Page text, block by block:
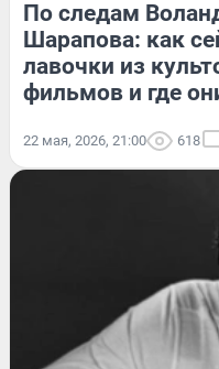
По следам
Шарапова: как
лавочки из
фильмов и где
22 мая, 2026, 21:00 618